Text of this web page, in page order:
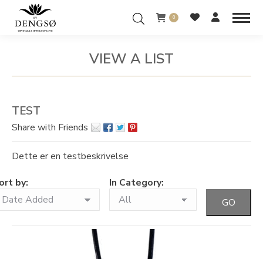
0
VIEW A LIST
You are here:
TEST
Share with Friends
Dette er en testbeskrivelse
by: In Category: